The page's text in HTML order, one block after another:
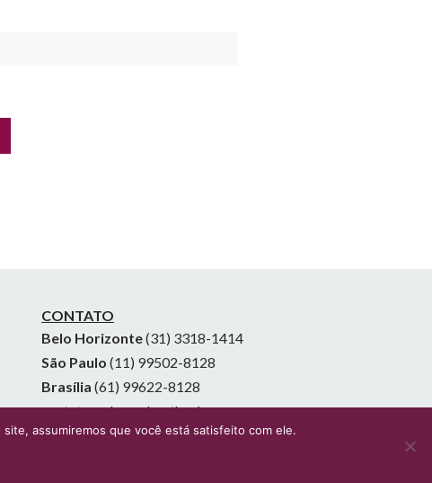
CONTATO
Belo Horizonte(31) 3318-1414
São Paulo (11) 99502-8128
Brasília (61) 99622-8128
contato@alexandreatheniense.com
assumiremos que você está satisfeito com ele.